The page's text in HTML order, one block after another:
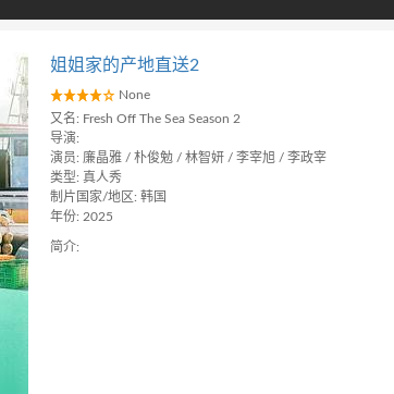
姐姐家的产地直送2
None
又名: Fresh Off The Sea Season 2
导演:
演员: 廉晶雅 / 朴俊勉 / 林智妍 / 李宰旭 / 李政宰
类型: 真人秀
制片国家/地区: 韩国
年份: 2025
简介: